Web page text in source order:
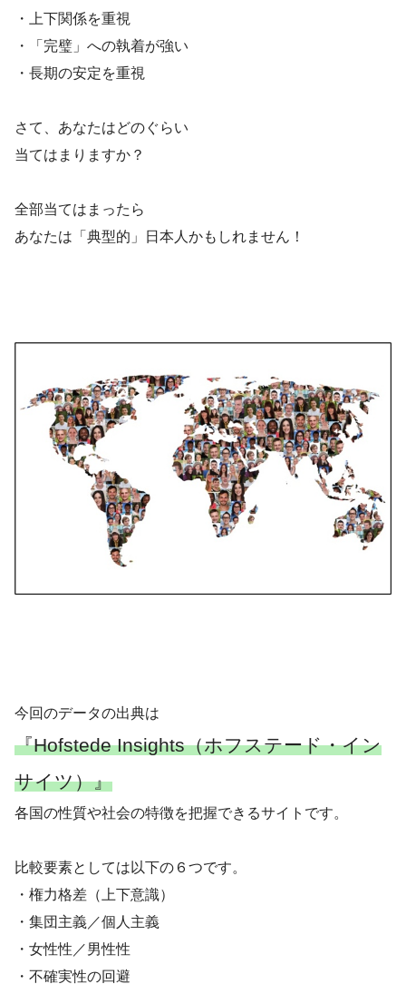
・上下関係を重視
・「完璧」への執着が強い
・長期の安定を重視
さて、あなたはどのぐらい
当てはまりますか？
全部当てはまったら
あなたは「典型的」日本人かもしれません！
今回のデータの出典は
『Hofstede Insights（ホフステード・イン
サイツ）』
各国の性質や社会の特徴を把握できるサイトです。
比較要素としては以下の６つです。
・権力格差（上下意識）
・集団主義／個人主義
・女性性／男性性
・不確実性の回避